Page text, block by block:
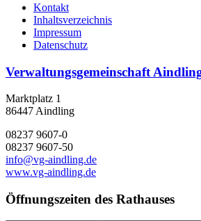
Kontakt
Inhaltsverzeichnis
Impressum
Datenschutz
Verwaltungsgemeinschaft
Marktplatz 1
86447 Aindling
08237 9607-0
08237 9607-50
info@vg-aindling.de
www.vg-aindling.de
Öffnungszeiten des Rathauses